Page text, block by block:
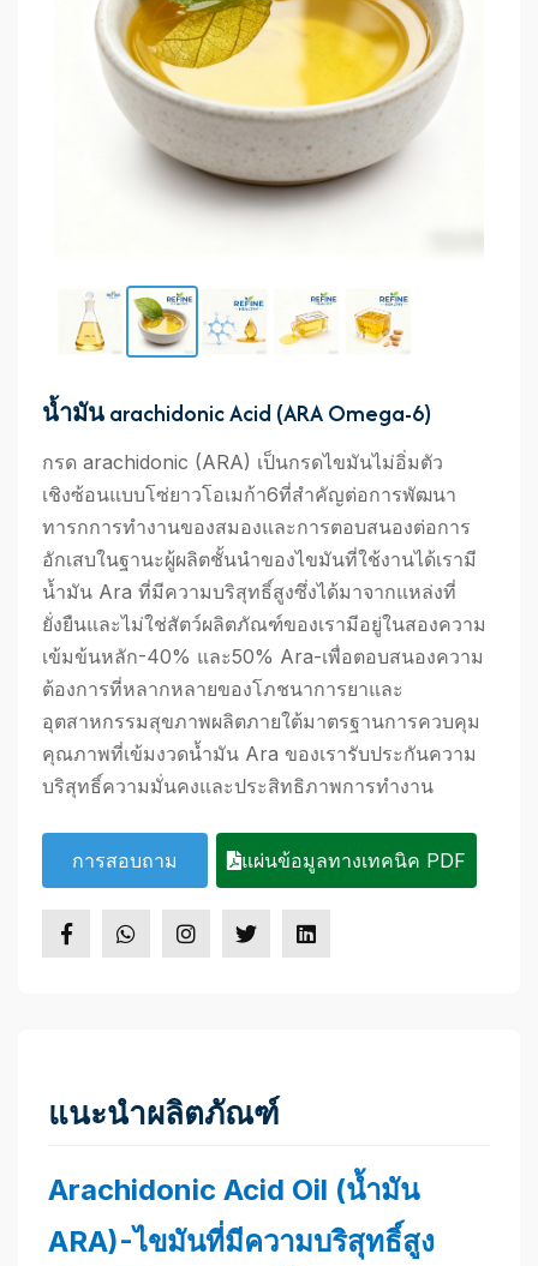
น้ำมัน arachidonic Acid (ARA Omega-6)
กรด arachidonic (ARA) เป็นกรดไขมันไม่อิ่มตัว
เชิงซ้อนแบบโซ่ยาวโอเมก้า6ที่สำคัญต่อการพัฒนา
ทารกการทำงานของสมองและการตอบสนองต่อการ
อักเสบในฐานะผู้ผลิตชั้นนำของไขมันที่ใช้งานได้เรามี
น้ำมัน Ara ที่มีความบริสุทธิ์สูงซึ่งได้มาจากแหล่งที่
ยั่งยืนและไม่ใช่สัตว์ผลิตภัณฑ์ของเรามีอยู่ในสองความ
เข้มข้นหลัก-40% และ50% Ara-เพื่อตอบสนองความ
ต้องการที่หลากหลายของโภชนาการยาและ
อุตสาหกรรมสุขภาพผลิตภายใต้มาตรฐานการควบคุม
คุณภาพที่เข้มงวดน้ำมัน Ara ของเรารับประกันความ
บริสุทธิ์ความมั่นคงและประสิทธิภาพการทำงาน
การสอบถาม แผ่นข้อมูลทางเทคนิค PDF
แนะนำผลิตภัณฑ์
Arachidonic Acid Oil (น้ำมัน
ARA)-ไขมันที่มีความบริสุทธิ์สูง